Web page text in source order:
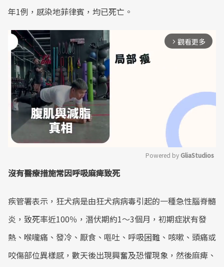
年1例，感染地菲律賓，均已死亡。
arrow_forward_ios 觀看更多
Powered by GliaStudios
沒有醫療措施常因呼吸麻痺致死
疾管署表示，狂犬病是由狂犬病病毒引起的一種急性腦脊髓
炎，致死率近100％，潛伏期約1～3個月，初期症狀有發
熱、喉嚨痛、發冷、厭食、嘔吐、呼吸困難、咳嗽、頭痛或
咬傷部位異樣感，數天後出現興奮及恐懼現象，然後麻痺、